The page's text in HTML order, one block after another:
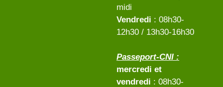
midi
Vendredi : 08h30-
12h30 / 13h30-16h30
Passeport-CNI :
mercredi et
vendredi : 08h30-